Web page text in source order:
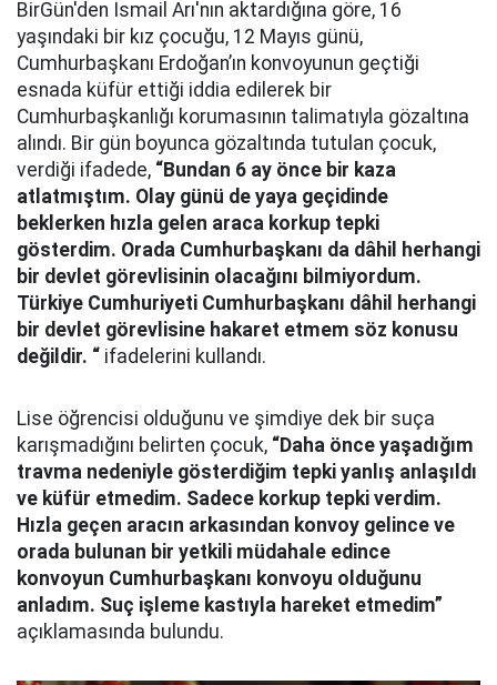
BirGün'den İsmail Arı'nın aktardığına göre, 16
yaşındaki bir kız çocuğu, 12 Mayıs günü,
Cumhurbaşkanı Erdoğan’ın konvoyunun geçtiği
esnada küfür ettiği iddia edilerek bir
Cumhurbaşkanlığı korumasının talimatıyla gözaltına
alındı. Bir gün boyunca gözaltında tutulan çocuk,
verdiği ifadede, “Bundan 6 ay önce bir kaza
atlatmıştım. Olay günü de yaya geçidinde
beklerken hızla gelen araca korkup tepki
gösterdim. Orada Cumhurbaşkanı da dâhil herhangi
bir devlet görevlisinin olacağını bilmiyordum.
Türkiye Cumhuriyeti Cumhurbaşkanı dâhil herhangi
bir devlet görevlisine hakaret etmem söz konusu
değildir. “ ifadelerini kullandı.
Lise öğrencisi olduğunu ve şimdiye dek bir suça
karışmadığını belirten çocuk, “Daha önce yaşadığım
travma nedeniyle gösterdiğim tepki yanlış anlaşıldı
ve küfür etmedim. Sadece korkup tepki verdim.
Hızla geçen aracın arkasından konvoy gelince ve
orada bulunan bir yetkili müdahale edince
konvoyun Cumhurbaşkanı konvoyu olduğunu
anladım. Suç işleme kastıyla hareket etmedim”
açıklamasında bulundu.